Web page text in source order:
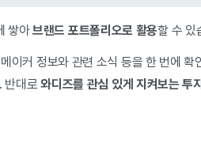
쌓아브랜드 포트폴리오로 활용할 수 있
이커 정보와 관련 소식 등을 한 번에 확
반대로와디즈를 관심 있게 지켜보는